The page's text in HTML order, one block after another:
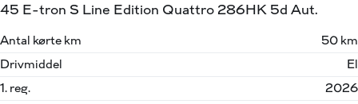
45 E-tron S Line Edition Quattro 286HK 5d Aut.
Antal kørte km
50 km
Drivmiddel
El
1. reg.
2026